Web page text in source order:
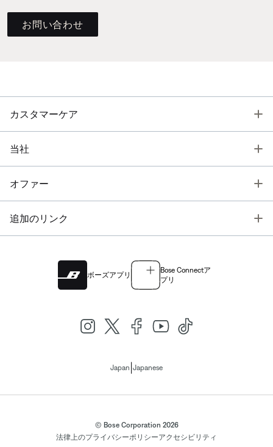
お問い合わせ
カスタマーケア
当社
オファー
追加のリンク
ボーズアプリ
Bose Connectア
プリ
Japan Japanese
© Bose Corporation 2026
法律上のプライバシーポリシーアクセシビリティ